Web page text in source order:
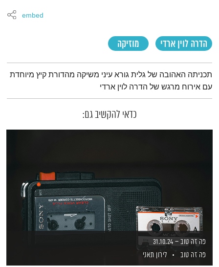
הדרה לוין ארדי מוזיקה
embed
תמצית הפודקאסט
תכניתה האהובה של גלית גורא עיני משיקה מהדורת קיץ מיוחדת
עם אירוח מרגש של הדרה לוין ארדי
כדאי להקשיב גם:
פה זה טוב – 31.10.24
פה זה טוב
לירון תאני